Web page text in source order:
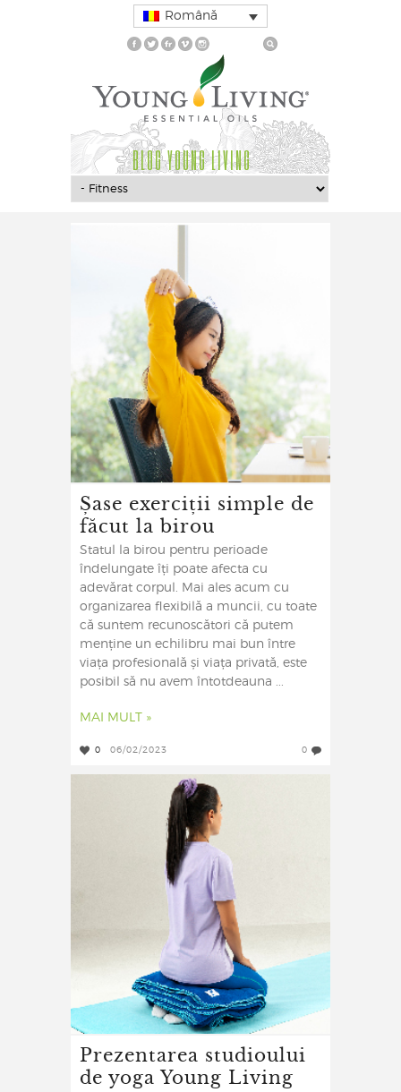
Română
BLOG YOUNG LIVING
Șase exerciții simple de
făcut la birou
Statul la birou pentru perioade
îndelungate îți poate afecta cu
adevărat corpul. Mai ales acum cu
organizarea flexibilă a muncii, cu toate
că suntem recunoscători că putem
menține un echilibru mai bun între
viața profesională și viața privată, este
posibil să nu avem întotdeauna ...
MAI MULT »
0 06/02/2023 0
Prezentarea studioului
de yoga Young Living